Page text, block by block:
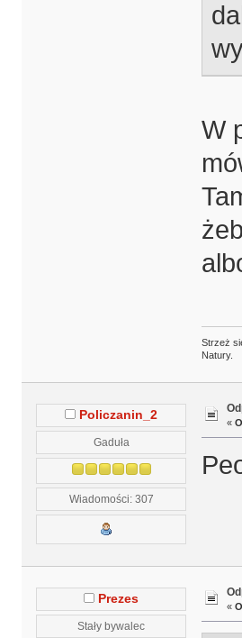
W
Strzeż
Natury.
Policzanin_2
Gaduła
Wiadomości: 307
«
Prezes
Stały bywalec
«